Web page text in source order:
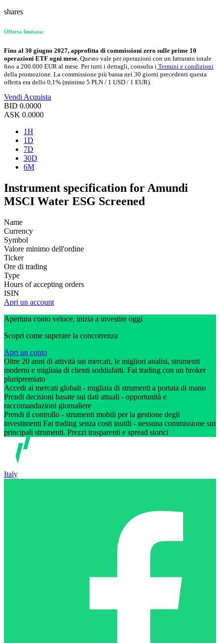
shares
Offerta limitata:
Fino al 30 giugno 2027, approfitta di commissioni zero sulle prime 10
operazioni ETF ogni mese. Questo vale per operazioni con un fatturato totale
fino a 200.000 EUR al mese. Per tutti i dettagli, consulta i Termini e condizioni
della promozione. La commissione più bassa nei 30 giorni precedenti questa
offerta era dello 0,1% (minimo 5 PLN / 1 USD / 1 EUR).
Vendi Acquista
BID 0.0000
ASK 0.0000
1H
1D
7D
30D
6M
Instrument specification for Amundi
MSCI Water ESG Screened
Name
Currency
Symbol
Valore minimo dell'ordine
Ticker
Ore di trading
Type
Hours of accepting orders
ISIN
Apri un account
Apertura conto veloce, inizia a investire oggi
Scopri come superare la concorrenza
Apri un conto
Oltre 20 anni di attività sui mercati, le migliori analisi, strumenti
moderni e migliaia di clienti soddisfatti. Fai trading con un broker
pluripremiato
Accedi ai mercati globali - migliaia di strumenti a portata di mano
Prendi decisioni basate sui dati attuali - opportunità e
raccomandazioni giornaliere
Prendi il controllo - strumenti mobili per la gestione degli
investimenti Fai trading senza costi inutili - nessuna commissione sui
principali strumenti. Prezzi trasparenti e spread storici
Italy